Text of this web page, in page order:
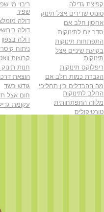
קפיצת גדילה
טונוס שרירים אצל תינוק
אחסון חלב אם
סדר יום לתינוקות
התפתחות תינוקות
בקיעת שיניים אצל
תינוקות
ריפלוקס תינוקות
הגברת כמות חלב אם
מה ההבדלים בין תחליפי
החלב לתינוקות
מלווה התפתחותית
טורטיקוליס
ריבוי מי
שפיר
דולה
דולה
דולה בצפון
ניתוח
קבוצות
חנות
הוצאת
גודש בשד
חום אצל
עקומת